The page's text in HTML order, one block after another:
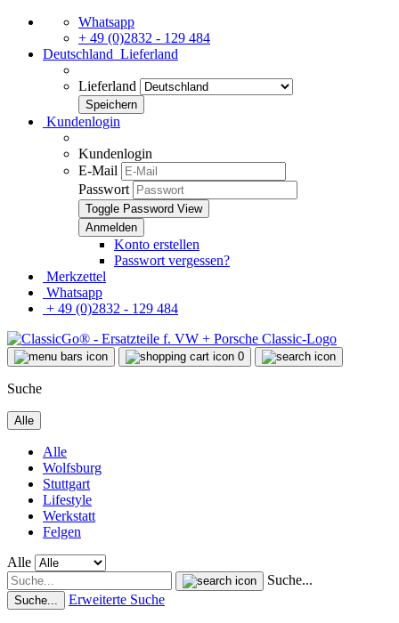
Whatsapp
+ 49 (0)2832 - 129 484
Deutschland Lieferland
Lieferland
Kundenlogin
Kundenlogin
E-Mail
Passwort
Toggle Password View
Konto erstellen
Passwort vergessen?
Merkzettel
Whatsapp
+ 49 (0)2832 - 129 484
0
Suche
Alle
Alle
Wolfsburg
Stuttgart
Lifestyle
Werkstatt
Felgen
Alle
Suche...
Suche... Erweiterte Suche